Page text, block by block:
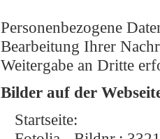
Personenbezogene
Bearbeitung Ihrer
Weitergabe an Dritte
Bilder auf der
Startseite: